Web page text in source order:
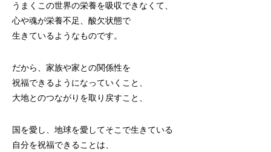
うまくこの世界の栄養を吸収できなくて、
心や魂が栄養不足、酸欠状態で
生きているようなものです。
だから、家族や家との関係性を
祝福できるようになっていくこと、
大地とのつながりを取り戻すこと、
国を愛し、地球を愛してそこで生きている
自分を祝福できることは、